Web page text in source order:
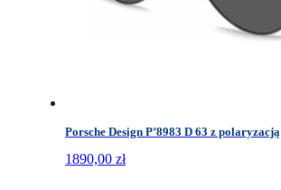
Porsche Design P’8983 D 63 z polaryzacją
1890,00 zł